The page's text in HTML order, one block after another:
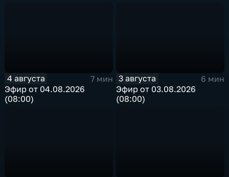
4 августа
7 мин
Эфир от 04.08.2026
(08:00)
3 августа
6 мин
Эфир от 03.08.2026
(08:00)